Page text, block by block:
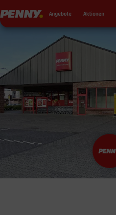
Penny Angebote Aktionen